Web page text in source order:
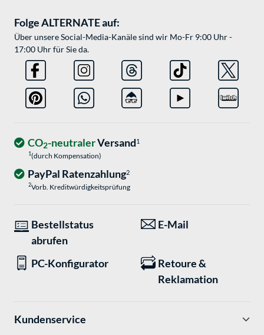
Folge ALTERNATE auf:
Über unsere Social-Media-Kanäle sind wir Mo-Fr 9:00 Uhr -
17:00 Uhr für Sie da.
CO2-neutralerVersand1
1(durch Kompensation)
PayPal Ratenzahlung2
2Vorb. Kreditwürdigkeitsprüfung
Bestellstatus
abrufen
E-Mail
PC-Konfigurator
Retoure &
Reklamation
Kundenservice